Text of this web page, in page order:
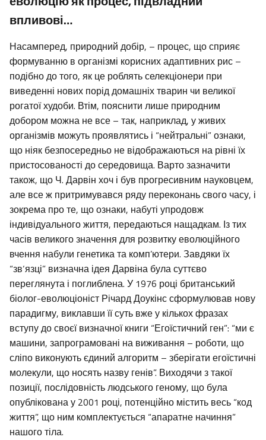
впливові…
Насамперед, природний добір, – процес, що сприяє
формуванню в організмі корисних адаптивних рис –
подібно до того, як це роблять селекціонери при
виведенні нових порід домашніх тварин чи великої
рогатої худоби. Втім, пояснити лише природним
добором можна не все – так, наприклад, у живих
організмів можуть проявлятись і “нейтральні” ознаки,
що ніяк безпосередньо не відображаються на рівні їх
пристосованості до середовища. Варто зазначити
також, що Ч. Дарвін хоч і був прогресивним науковцем,
але все ж притримувався ряду переконань свого часу, і
зокрема про те, що ознаки, набуті упродовж
індивідуального життя, передаються нащадкам. Із тих
часів великого значення для розвитку еволюційного
вчення набули генетика та комп’ютери. Завдяки їх
“зв‘язці” визначна ідея Дарвіна була суттєво
переглянута і поглиблена. У 1976 році британський
біолог-еволюціоніст Річард Доукінс сформулював нову
парадигму, виклавши її суть вже у кількох фразах
вступу до своєї визначної книги “Егоїстичний ген”: “ми є
машини, запрограмовані на виживання – роботи, що
сліпо виконують єдиний алгоритм – зберігати егоїстичні
молекули, що носять назву генів”. Виходячи з такої
позиції, послідовність людського геному, що була
опублікована у 2001 році, потенційно містить весь “код
життя”, що ним комплектується “апаратне начиння”
нашого тіла.